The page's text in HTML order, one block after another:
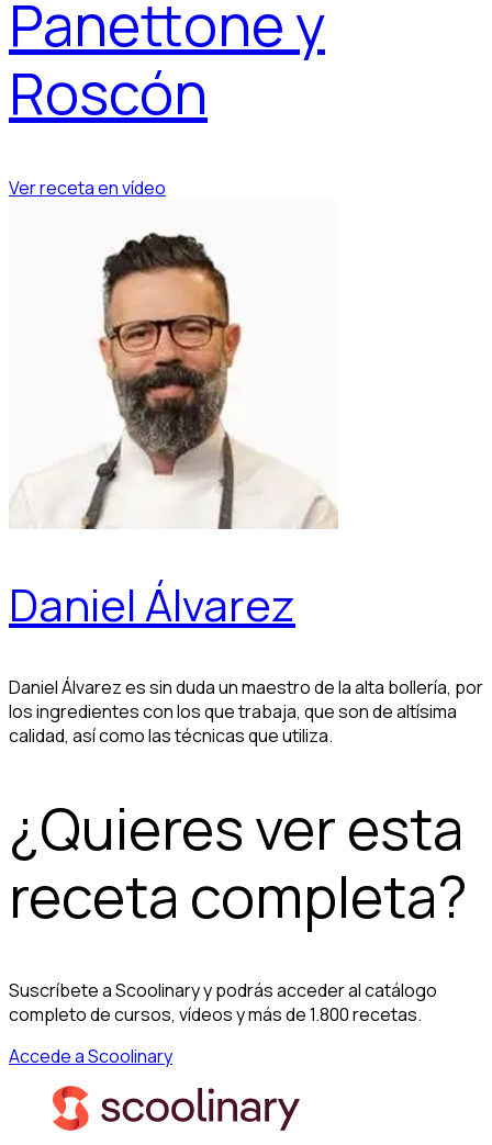
Panettone y
Roscón
Ver receta en vídeo
Daniel Álvarez
Daniel Álvarez es sin duda un maestro de la alta bollería, por
los ingredientes con los que trabaja, que son de altísima
calidad, así como las técnicas que utiliza.
¿Quieres ver esta
receta completa?
Suscríbete a Scoolinary y podrás acceder al catálogo
completo de cursos, vídeos y más de 1.800 recetas.
Accede a Scoolinary